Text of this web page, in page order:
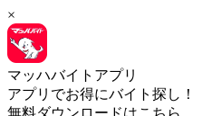
×
マッハバイトアプリ
アプリでお得にバイト探し！
無料ダウンロードはこちら